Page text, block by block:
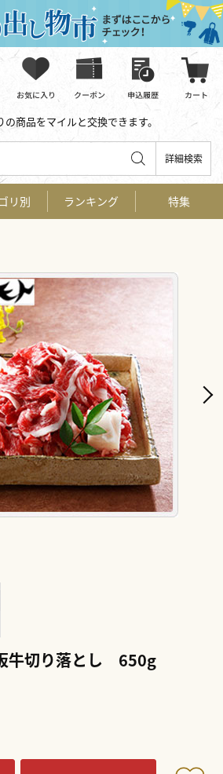
商品をマイルと交換できます。
詳細検索
牛切り落とし 650g
リ別 ランキング 特集